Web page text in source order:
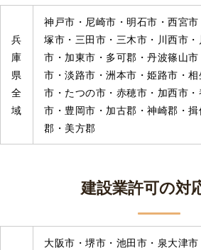
兵
庫
県
全
域
神戸市・尼崎市・明石市・西宮
塚市・三田市・三木市・川西市
市・加東市・多可郡・丹波篠山
市・淡路市・洲本市・姫路市・
市・たつの市・赤穂市・加西市
市・豊岡市・加古郡・神崎郡・
郡・美方郡
建設業許可の対
大阪市・堺市・池田市・泉大津市